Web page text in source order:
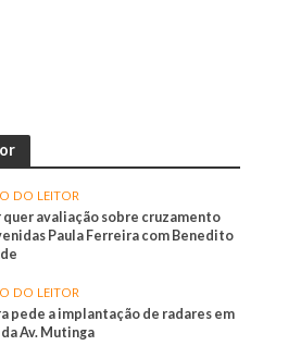
DO LEITOR
avaliação sobre cruzamento
Paula Ferreira com Benedito
DO LEITOR
pede a implantação de radares em
Av. Mutinga